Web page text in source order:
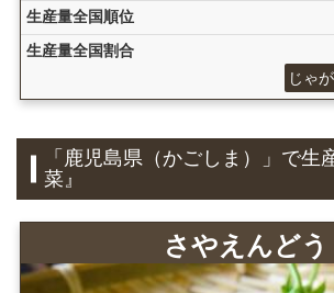
生産量全国順位
生産量全国割合
じゃ
「鹿児島県（かごしま）」で生
菜』
さやえんどう